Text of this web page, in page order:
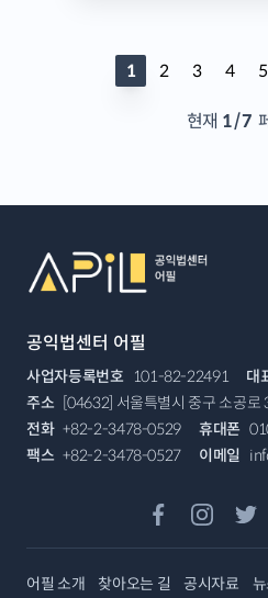
1 2 3 4 5
현재 1/7
푸터
퀵 메뉴
공익법센터 어필
사업자등록번호 101-82-22491 대
주소 [04632] 서울특별시 중구 소공로
전화 +82-2-3478-0529 휴대폰
팩스 +82-2-3478-0527 이메일
페이스북인스타그램
트
어필 소개 찾아오는 길 공시자료